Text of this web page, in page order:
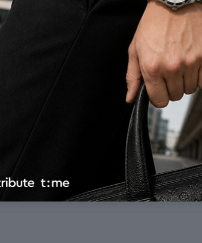
нарізки овочів або фруктів.
механізм.
сталі.
поліпропілену.
см.
машині.
із гладким лезом.